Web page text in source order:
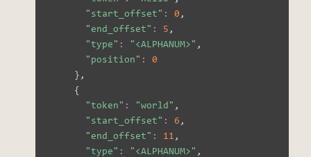
"start_offset" : 0 ,
"end_offset" : 5 ,
"type" : "<ALPHANUM>" ,
"position" :
0
} ,
{
"token" : "world" ,
"start_offset" : 6 ,
"end_offset" : 11 ,
"type" : "<ALPHANUM>" ,